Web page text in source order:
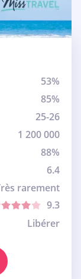
53%
85%
25-26
1 200 000
88%
6.4
rarement
9.3
Libérer